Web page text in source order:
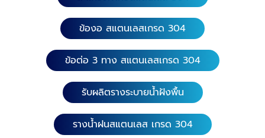
ข้องอ สแตนเลสเกรด 304
ข้อต่อ 3 ทาง สแตนเลสเกรด 304
รับผลิตรางระบายน้ำฝังพื้น
รางน้ำฝนสแตนเลส เกรด 304